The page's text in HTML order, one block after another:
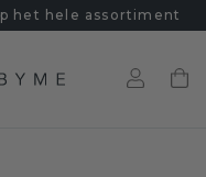
het hele assortiment